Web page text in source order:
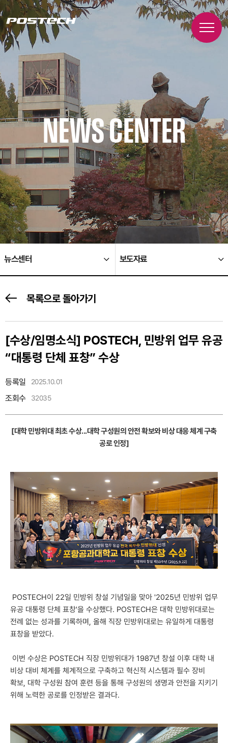
NEWS CENTER
뉴스센터 보도자료
목록으로 돌아가기
[수상/임명소식] POSTECH, 민방위 업무 유공
“대통령 단체 표창” 수상
등록일 2025.10.01
조회수 32035
[대학 민방위대 최초 수상...대학 구성원의 안전 확보와 비상 대응 체계 구축
공로 인정]
POSTECH이 22일 민방위 창설 기념일을 맞아 '2025년 민방위 업무
유공 대통령 단체 표창'을 수상했다. POSTECH은 대학 민방위대로는
전례 없는 성과를 기록하며, 올해 직장 민방위대로는 유일하게 대통령
표창을 받았다.
이번 수상은 POSTECH 직장 민방위대가 1987년 창설 이후 대학 내
비상 대비 체계를 체계적으로 구축하고 혁신적 시스템과 필수 장비
확보, 대학 구성원 참여 훈련 등을 통해 구성원의 생명과 안전을 지키기
위해 노력한 공로를 인정받은 결과다.